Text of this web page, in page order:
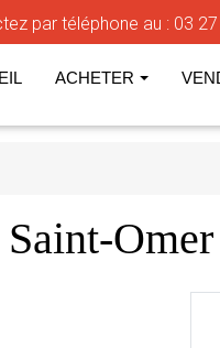
par téléphone au : 03
ACHETER